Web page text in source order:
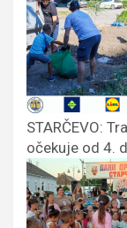
STARČEVO:
očekuje od 4.